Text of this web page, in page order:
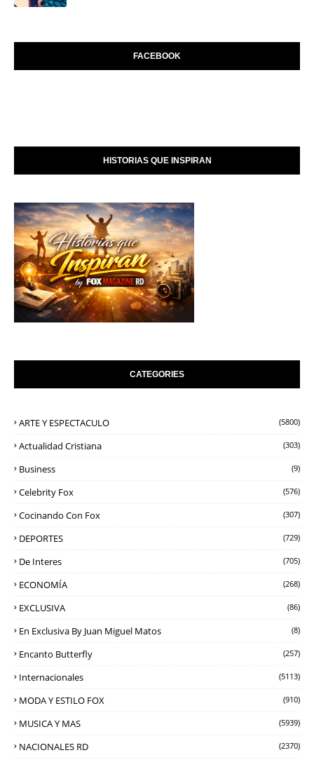
FACEBOOK
HISTORIAS QUE INSPIRAN
CATEGORIES
ARTE Y ESPECTACULO (5800)
Actualidad Cristiana (303)
Business (9)
Celebrity Fox (576)
Cocinando Con Fox (307)
DEPORTES (729)
De Interes (705)
ECONOMÍA (268)
EXCLUSIVA (86)
En Exclusiva By Juan Miguel Matos (8)
Encanto Butterfly (257)
Internacionales (5113)
MODA Y ESTILO FOX (910)
MUSICA Y MAS (5939)
NACIONALES RD (2370)